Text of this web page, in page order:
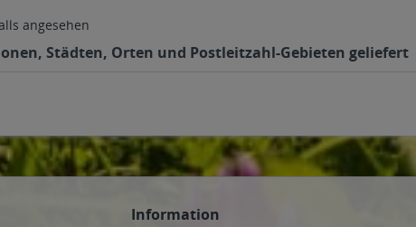
angesehen
Städten, Orten und Postleitzahl-Gebieten geliefert
Information